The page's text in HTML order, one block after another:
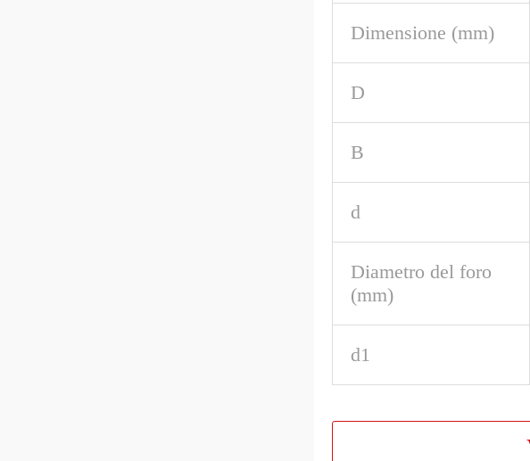
Dimensione (mm)
D
B
d
Diametro del foro
(mm)
d1